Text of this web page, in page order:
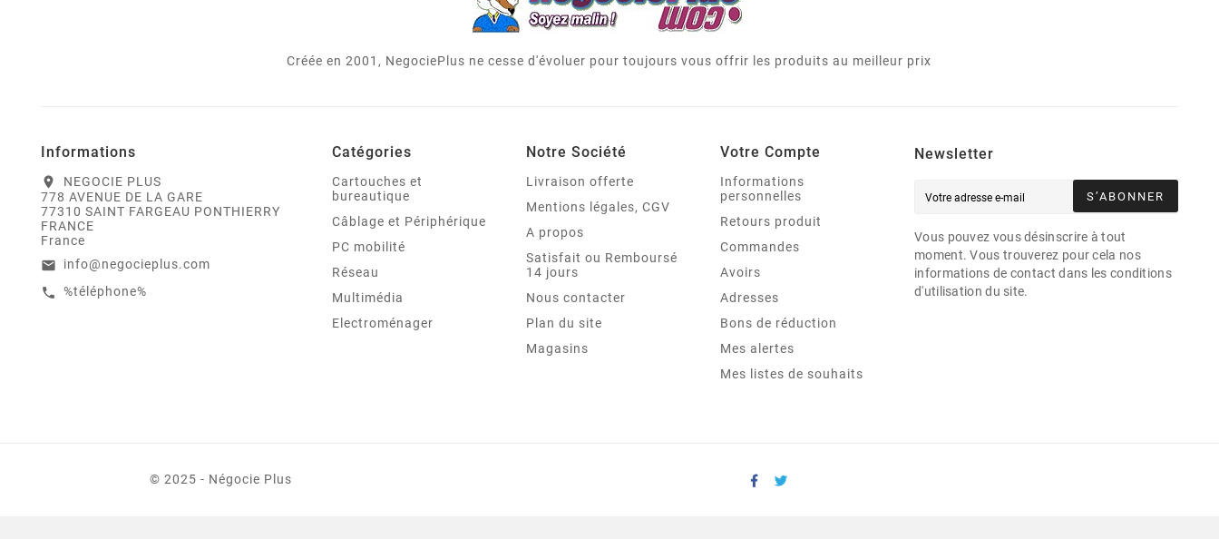
Créée en 2001, NegociePlus ne cesse d'évoluer pour toujours vous offrir les produits au meilleur prix
Informations
location_on
NEGOCIE PLUS
778 AVENUE DE LA GARE
77310 SAINT FARGEAU PONTHIERRY
FRANCE
France
email info@negocieplus.com
call %téléphone%
Catégories
Cartouches et
bureautique
Câblage et Périphérique
PC mobilité
Réseau
Multimédia
Electroménager
Notre Société
Livraison offerte
Mentions légales, CGV
A propos
Satisfait ou Remboursé
14 jours
Nous contacter
Plan du site
Magasins
Votre Compte
Informations
personnelles
Retours produit
Commandes
Avoirs
Adresses
Bons de réduction
Mes alertes
Mes listes de souhaits
Newsletter
S’ABONNER
Vous pouvez vous désinscrire à tout
moment. Vous trouverez pour cela nos
informations de contact dans les conditions
d'utilisation du site.
© 2025 - Négocie Plus